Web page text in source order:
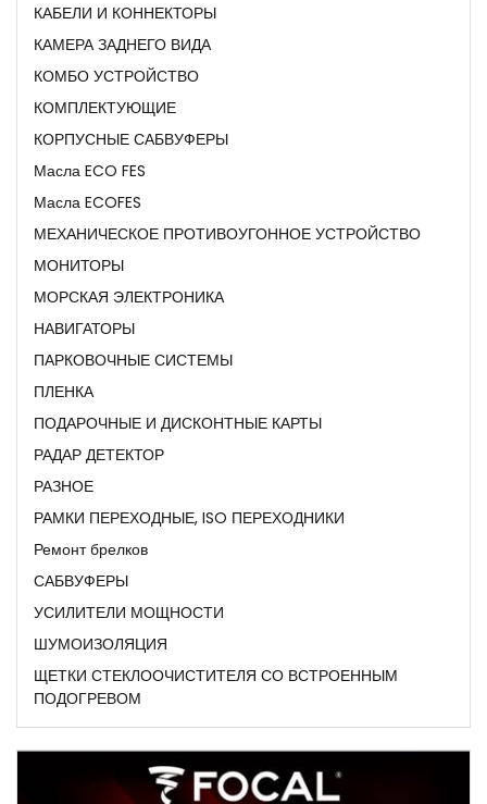
КАБЕЛИ И КОННЕКТОРЫ
КАМЕРА ЗАДНЕГО ВИДА
КОМБО УСТРОЙСТВО
КОМПЛЕКТУЮЩИЕ
КОРПУСНЫЕ САБВУФЕРЫ
Масла ECO FES
Масла ECOFES
МЕХАНИЧЕСКОЕ ПРОТИВОУГОННОЕ УСТРОЙСТВО
МОНИТОРЫ
МОРСКАЯ ЭЛЕКТРОНИКА
НАВИГАТОРЫ
ПАРКОВОЧНЫЕ СИСТЕМЫ
ПЛЕНКА
ПОДАРОЧНЫЕ И ДИСКОНТНЫЕ КАРТЫ
РАДАР ДЕТЕКТОР
РАЗНОЕ
РАМКИ ПЕРЕХОДНЫЕ, ISO ПЕРЕХОДНИКИ
Ремонт брелков
САБВУФЕРЫ
УСИЛИТЕЛИ МОЩНОСТИ
ШУМОИЗОЛЯЦИЯ
ЩЕТКИ СТЕКЛООЧИСТИТЕЛЯ СО ВСТРОЕННЫМ
ПОДОГРЕВОМ